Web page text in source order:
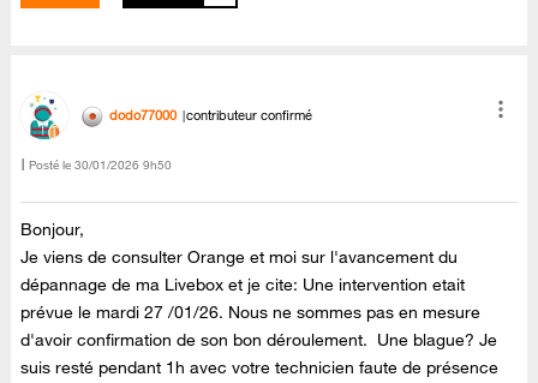
dodo77000 contributeur confirmé
Posté le ‎30/01/2026 9h50
Bonjour,
Je viens de consulter Orange et moi sur l'avancement du
dépannage de ma Livebox et je cite: Une intervention etait
prévue le mardi 27 /01/26. Nous ne sommes pas en mesure
d'avoir confirmation de son bon déroulement. Une blague? Je
suis resté pendant 1h avec votre technicien faute de présence